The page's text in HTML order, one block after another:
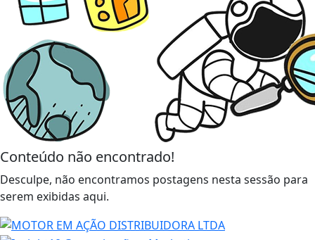
Conteúdo não encontrado!
Desculpe, não encontramos postagens nesta sessão para
serem exibidas aqui.